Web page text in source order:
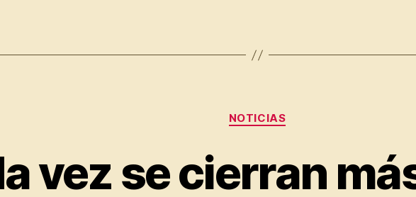
Categorias
NOTICIAS
vez se cierran